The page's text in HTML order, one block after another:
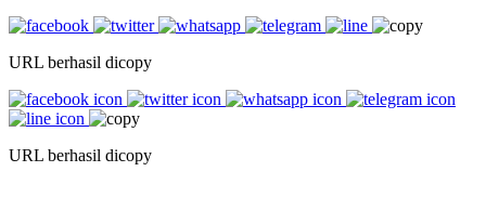
URL berhasil dicopy
URL berhasil dicopy